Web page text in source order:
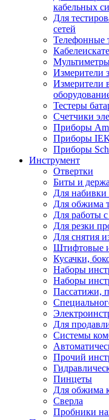
кабельных
Для
сетей
Телефонные
Измерители
Измерители
Тестеры
Счетчики
Приборы
Приборы
Приборы
Инструмент
Отвертки
Биты и
Для набивки
Для обжима
Для работы
Для резки
Для снятия
Штифтовые
Кусачки,
Наборы
Наборы
Пассатижи,
Для
Системы
Прочий
Пинцеты
Для обжима
Сверла
Пробники